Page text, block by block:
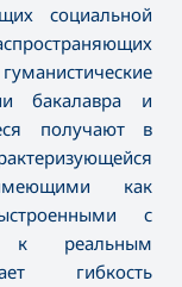
социальной
бакалавра и
получают в
как
с
к реальным
гибкость